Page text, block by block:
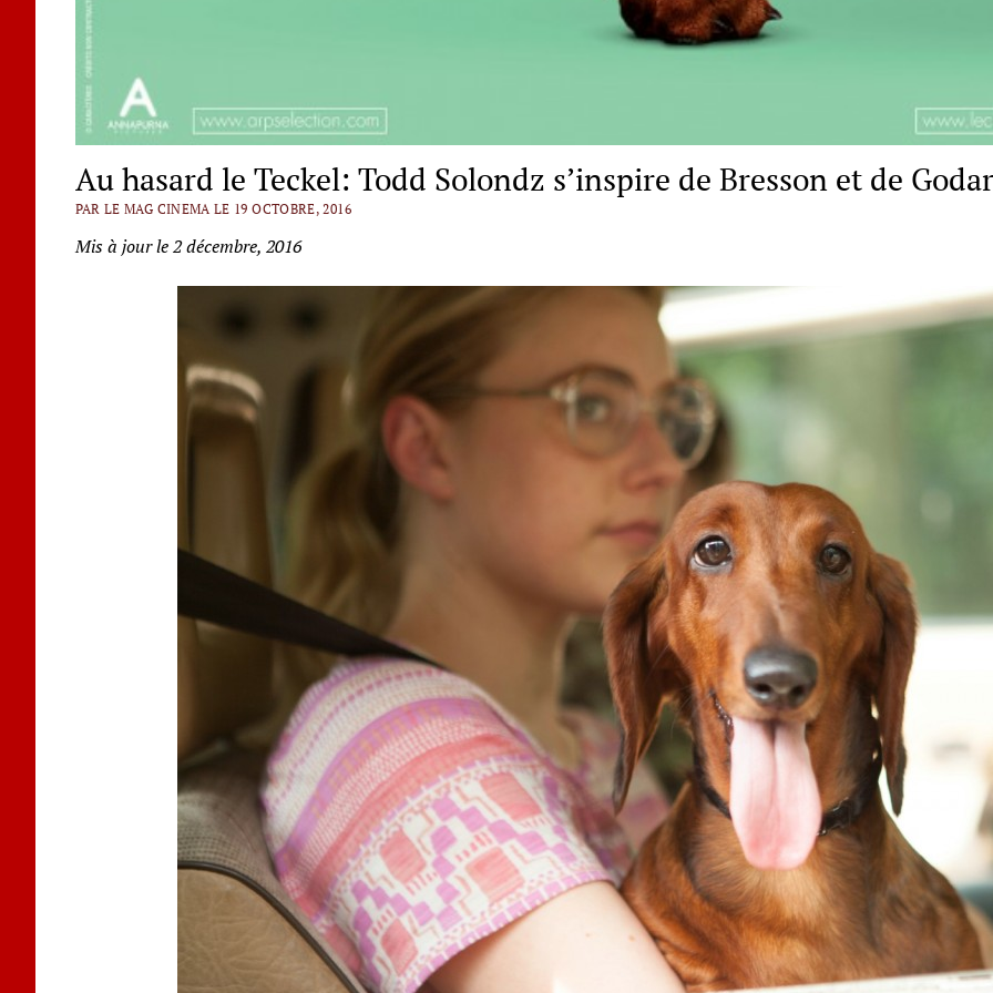
Au hasard le Teckel: Todd Solondz s’inspire de Bresson et de
PAR LE MAG CINEMA LE 19 OCTOBRE, 2016
Mis à jour le 2 décembre, 2016